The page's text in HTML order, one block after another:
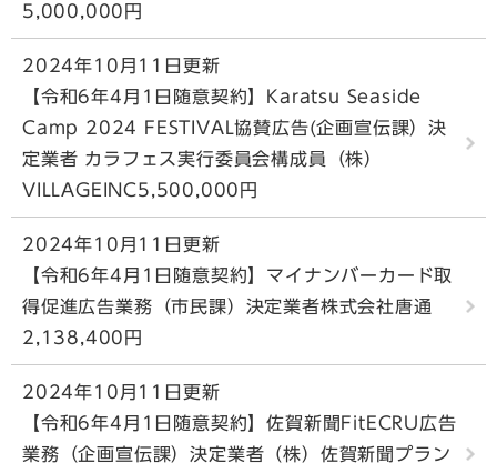
5,000,000円
2024年10月11日更新
【令和6年4月1日随意契約】Karatsu Seaside
Camp 2024 FESTIVAL協賛広告(企画宣伝課）決
定業者 カラフェス実行委員会構成員（株）
VILLAGEINC5,500,000円
2024年10月11日更新
【令和6年4月1日随意契約】マイナンバーカード取
得促進広告業務（市民課）決定業者株式会社唐通
2,138,400円
2024年10月11日更新
【令和6年4月1日随意契約】佐賀新聞FitECRU広告
業務（企画宣伝課）決定業者（株）佐賀新聞プラン